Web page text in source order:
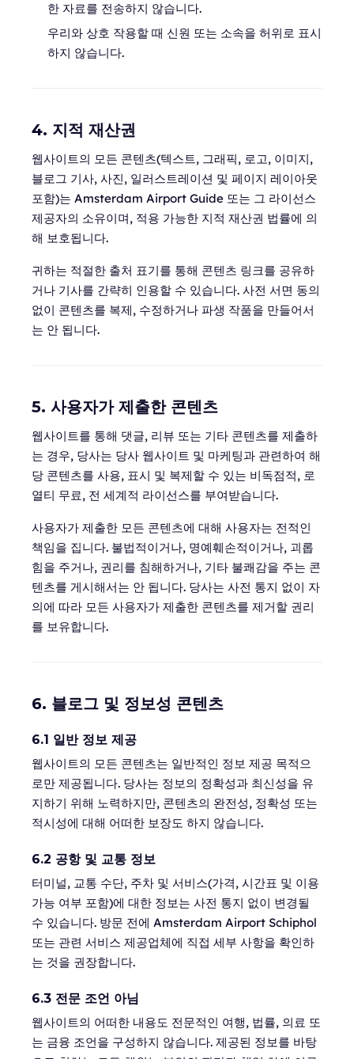
한 자료를 전송하지 않습니다.
우리와 상호 작용할 때 신원 또는 소속을 허위로 표시
하지 않습니다.
4. 지적 재산권
웹사이트의 모든 콘텐츠(텍스트, 그래픽, 로고, 이미지,
블로그 기사, 사진, 일러스트레이션 및 페이지 레이아웃
포함)는 Amsterdam Airport Guide 또는 그 라이선스
제공자의 소유이며, 적용 가능한 지적 재산권 법률에 의
해 보호됩니다.
귀하는 적절한 출처 표기를 통해 콘텐츠 링크를 공유하
거나 기사를 간략히 인용할 수 있습니다. 사전 서면 동의
없이 콘텐츠를 복제, 수정하거나 파생 작품을 만들어서
는 안 됩니다.
5. 사용자가 제출한 콘텐츠
웹사이트를 통해 댓글, 리뷰 또는 기타 콘텐츠를 제출하
는 경우, 당사는 당사 웹사이트 및 마케팅과 관련하여 해
당 콘텐츠를 사용, 표시 및 복제할 수 있는 비독점적, 로
열티 무료, 전 세계적 라이선스를 부여받습니다.
사용자가 제출한 모든 콘텐츠에 대해 사용자는 전적인
책임을 집니다. 불법적이거나, 명예훼손적이거나, 괴롭
힘을 주거나, 권리를 침해하거나, 기타 불쾌감을 주는 콘
텐츠를 게시해서는 안 됩니다. 당사는 사전 통지 없이 자
의에 따라 모든 사용자가 제출한 콘텐츠를 제거할 권리
를 보유합니다.
6. 블로그 및 정보성 콘텐츠
6.1 일반 정보 제공
웹사이트의 모든 콘텐츠는 일반적인 정보 제공 목적으
로만 제공됩니다. 당사는 정보의 정확성과 최신성을 유
지하기 위해 노력하지만, 콘텐츠의 완전성, 정확성 또는
적시성에 대해 어떠한 보장도 하지 않습니다.
6.2 공항 및 교통 정보
터미널, 교통 수단, 주차 및 서비스(가격, 시간표 및 이용
가능 여부 포함)에 대한 정보는 사전 통지 없이 변경될
수 있습니다. 방문 전에 Amsterdam Airport Schiphol
또는 관련 서비스 제공업체에 직접 세부 사항을 확인하
는 것을 권장합니다.
6.3 전문 조언 아님
웹사이트의 어떠한 내용도 전문적인 여행, 법률, 의료 또
는 금융 조언을 구성하지 않습니다. 제공된 정보를 바탕